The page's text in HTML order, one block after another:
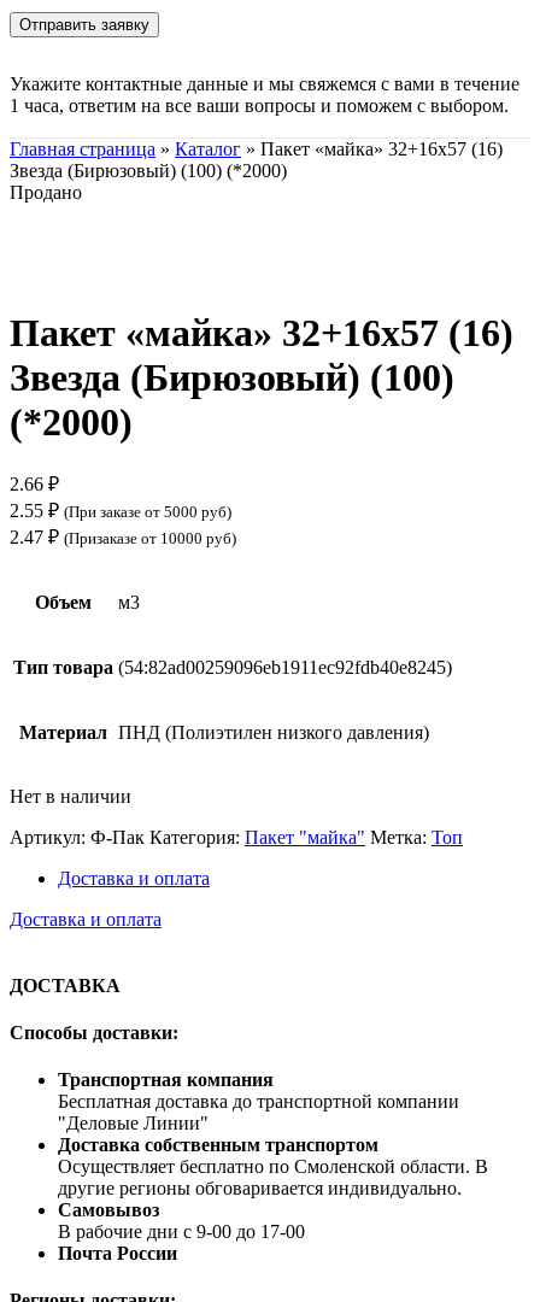
Укажите контактные данные и мы свяжемся с вами в течение
1 часа, ответим на все ваши вопросы и поможем с выбором.
Главная страница » Каталог » Пакет «майка» 32+16х57 (16)
Звезда (Бирюзовый) (100) (*2000)
Продано
Пакет «майка» 32+16х57 (16)
Звезда (Бирюзовый) (100)
(*2000)
2.66 ₽
2.55 ₽ (При заказе от 5000 руб)
2.47 ₽ (Призаказе от 10000 руб)
Объем м3
Тип товара (54:82ad00259096eb1911ec92fdb40e8245)
Материал ПНД (Полиэтилен низкого давления)
Нет в наличии
Артикул: Ф-Пак Категория: Пакет "майка" Метка: Топ
Доставка и оплата
Доставка и оплата
ДОСТАВКА
Способы доставки:
Транспортная компания
Бесплатная доставка до транспортной компании
"Деловые Линии"
Доставка собственным транспортом
Осуществляет бесплатно по Смоленской области. В
другие регионы обговаривается индивидуально.
Самовывоз
В рабочие дни с 9-00 до 17-00
Почта России